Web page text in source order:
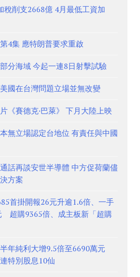
稅削支2668億 4月最低工資加
4集 應特朗普要求重啟
分海域 今起一連8日射擊試驗
國在台灣問題立場並無改變
《賽德克·巴萊》 下月大陸上映
無立場認定台地位 有責任與中國
話再談安世半導體 中方促荷蘭儘
方案
首掛開報26元升逾1.6倍、一手
超購9365倍、成主板新「超購
年純利大增9.5倍至6690萬元
特別股息10仙